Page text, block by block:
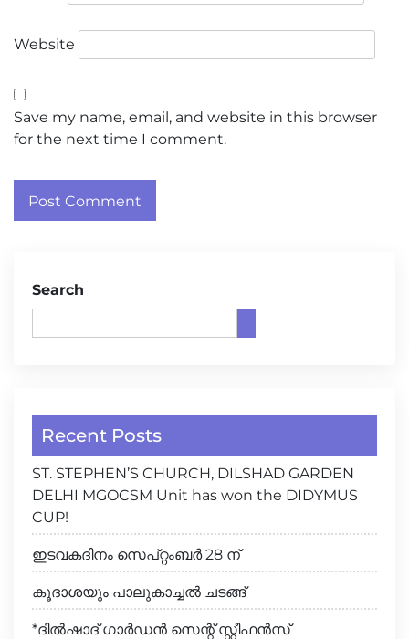
Website
Save my name, email, and website in this browser
for the next time I comment.
Search
Recent Posts
ST. STEPHEN’S CHURCH, DILSHAD GARDEN
DELHI MGOCSM Unit has won the DIDYMUS
CUP!
ഇടവകദിനം സെപ്റ്റംബർ 28 ന്
കൂദാശയും പാലുകാച്ചൽ ചടങ്ങ്
*ദിൽഷാദ് ഗാർഡൻ സെന്റ് സ്റ്റീഫൻസ്